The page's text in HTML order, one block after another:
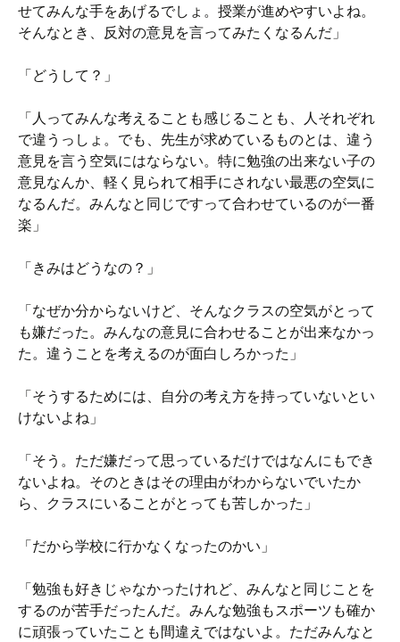
せてみんな手をあげるでしょ。授業が進めやすいよね。
そんなとき、反対の意見を言ってみたくなるんだ」
「どうして？」
「人ってみんな考えることも感じることも、人それぞれ
で違うっしょ。でも、先生が求めているものとは、違う
意見を言う空気にはならない。特に勉強の出来ない子の
意見なんか、軽く見られて相手にされない最悪の空気に
なるんだ。みんなと同じですって合わせているのが一番
楽」
「きみはどうなの？」
「なぜか分からないけど、そんなクラスの空気がとって
も嫌だった。みんなの意見に合わせることが出来なかっ
た。違うことを考えるのが面白しろかった」
「そうするためには、自分の考え方を持っていないとい
けないよね」
「そう。ただ嫌だって思っているだけではなんにもでき
ないよね。そのときはその理由がわからないでいたか
ら、クラスにいることがとっても苦しかった」
「だから学校に行かなくなったのかい」
「勉強も好きじゃなかったけれど、みんなと同じことを
するのが苦手だったんだ。みんな勉強もスポーツも確か
に頑張っていたことも間違えではないよ。ただみんなと